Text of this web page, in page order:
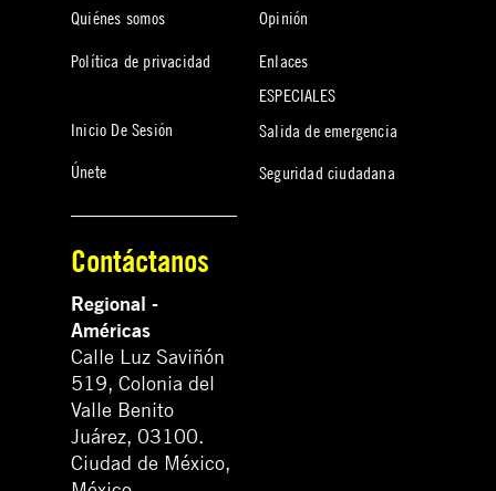
Quiénes somos
Política de privacidad
Inicio De Sesión
Únete
Opinión
Enlaces
ESPECIALES
Salida de emergencia
Seguridad ciudadana
Contáctanos
Regional -
Américas
Calle Luz Saviñón
519, Colonia del
Valle Benito
Juárez, 03100.
Ciudad de México,